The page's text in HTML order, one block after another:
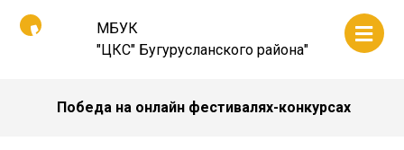
МБУК
"ЦКС" Бугурусланского района"
Победа на онлайн фестивалях-конкурсах